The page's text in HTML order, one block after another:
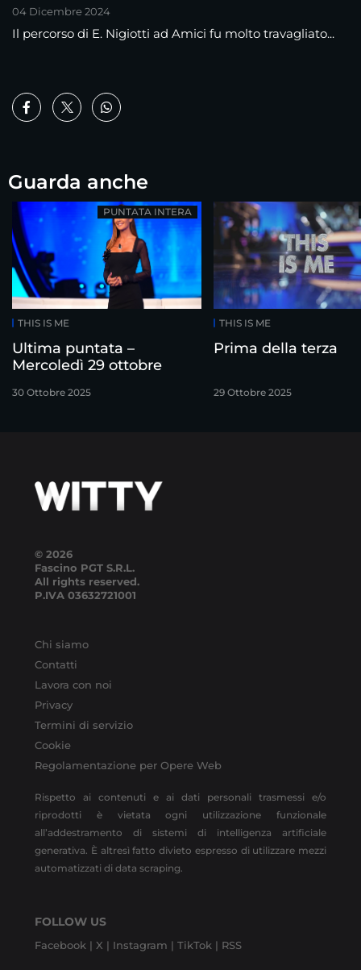
04 Dicembre 2024
Il percorso di E. Nigiotti ad Amici fu molto travagliato...
Guarda anche
THIS IS ME
Ultima puntata –
Mercoledì 29 ottobre
30 Ottobre 2025
PUNTATA INTERA
THIS IS ME
Prima della terza
29 Ottobre 2025
© 2026
Fascino PGT S.R.L.
All rights reserved.
P.IVA 03632721001
Chi siamo
Contatti
Lavora con noi
Privacy
Termini di servizio
Cookie
Regolamentazione per Opere Web
Rispetto ai contenuti e ai dati personali trasmessi e/o
riprodotti è vietata ogni utilizzazione funzionale
all’addestramento di sistemi di intelligenza artificiale
generativa. È altresì fatto divieto espresso di utilizzare mezzi
automatizzati di data scraping.
FOLLOW US
Facebook | X | Instagram | TikTok | RSS